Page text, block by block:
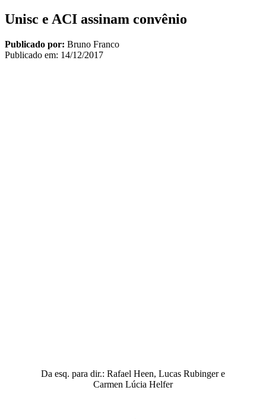
Unisc e ACI assinam convênio
Publicado por: Bruno Franco
Publicado em: 14/12/2017
Da esq. para dir.: Rafael Heen, Lucas Rubinger e
Carmen Lúcia Helfer